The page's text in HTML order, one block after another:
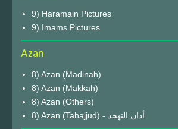
9) Haramain Pictures
9) Imams Pictures
Azan
8) Azan (Madinah)
8) Azan (Makkah)
8) Azan (Others)
8) Azan (Tahajjud) - أذان التهجد